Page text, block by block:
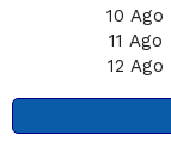
10 Ago
11 Ago
12 Ago